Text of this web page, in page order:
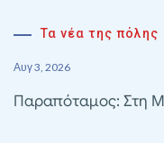
Τα νέα της πόλης
Αυγ 3, 2026
Παραπόταμος: Στη